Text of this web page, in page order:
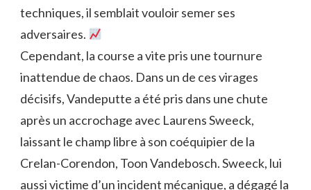
techniques, il semblait vouloir semer ses
adversaires.
Cependant, la course a vite pris une tournure
inattendue de chaos. Dans un de ces virages
décisifs, Vandeputte a été pris dans une chute
après un accrochage avec Laurens Sweeck,
laissant le champ libre à son coéquipier de la
Crelan-Corendon, Toon Vandebosch. Sweeck, lui
aussi victime d’un incident mécanique, a dégagé la